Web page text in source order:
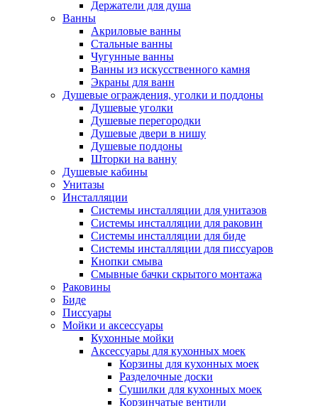
Держатели для душа
Ванны
Акриловые ванны
Стальные ванны
Чугунные ванны
Ванны из искусственного камня
Экраны для ванн
Душевые ограждения, уголки и поддоны
Душевые уголки
Душевые перегородки
Душевые двери в нишу
Душевые поддоны
Шторки на ванну
Душевые кабины
Унитазы
Инсталляции
Системы инсталляции для унитазов
Системы инсталляции для раковин
Системы инсталляции для биде
Системы инсталляции для писсуаров
Кнопки смыва
Смывные бачки скрытого монтажа
Раковины
Биде
Писсуары
Мойки и аксессуары
Кухонные мойки
Аксессуары для кухонных моек
Корзины для кухонных моек
Разделочные доски
Сушилки для кухонных моек
Корзинчатые вентили